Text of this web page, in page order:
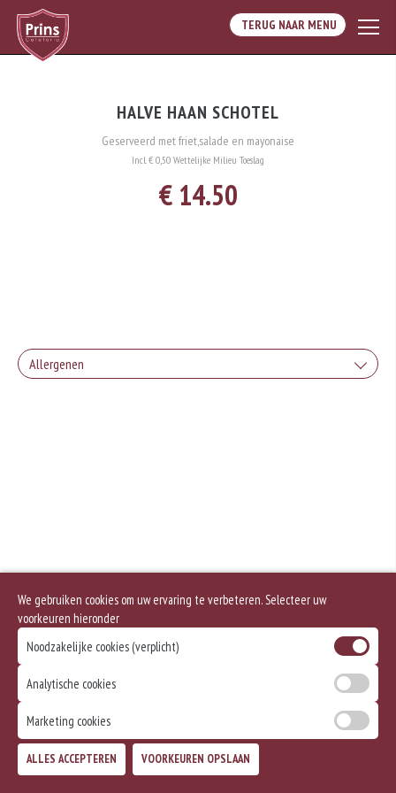
TERUG NAAR MENU
HALVE HAAN SCHOTEL
Geserveerd met friet,salade en mayonaise
Incl. € 0,50 Wettelijke Milieu Toeslag
€ 14.50
Allergenen
We gebruiken cookies om uw ervaring te verbeteren. Selecteer uw
voorkeuren hieronder
Noodzakelijke cookies (verplicht)
Analytische cookies
Marketing cookies
ALLES ACCEPTEREN VOORKEUREN OPSLAAN